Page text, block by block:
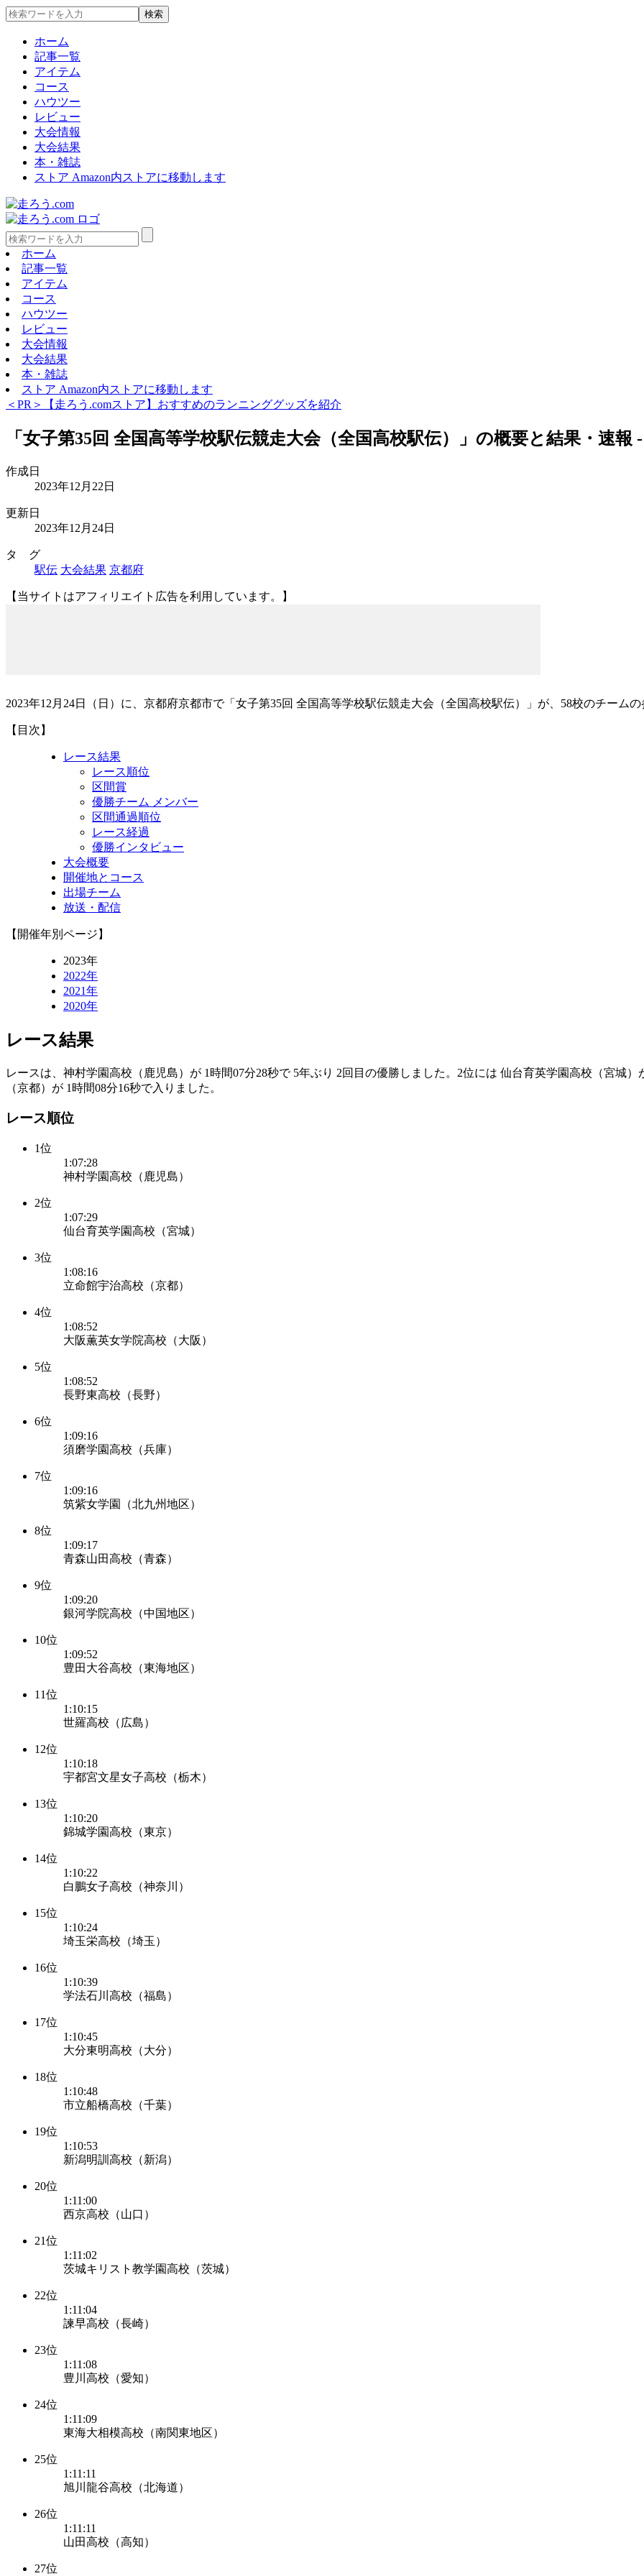
ホーム
記事一覧
アイテム
コース
ハウツー
レビュー
大会情報
大会結果
本・雑誌
ストア Amazon内ストアに移動します
ホーム
記事一覧
アイテム
コース
ハウツー
レビュー
大会情報
大会結果
本・雑誌
ストア Amazon内ストアに移動します
＜PR＞【走ろう.comストア】おすすめのランニンググッズを紹介
「女子第35回 全国高等学校駅伝競走大会（全国高校駅伝）」の概要と結果・速報
作成日
2023年12月22日
更新日
2023年12月24日
タ グ
駅伝 大会結果 京都府
【当サイトはアフィリエイト広告を利用しています。】
2023年12月24日（日）に、京都府京都市で「女子第35回 全国高等学校駅伝競走大会（全国高校駅伝）」が、58校のチームの
【目次】
レース結果
レース順位
区間賞
優勝チーム メンバー
区間通過順位
レース経過
優勝インタビュー
大会概要
開催地とコース
出場チーム
放送・配信
【開催年別ページ】
2023年
2022年
2021年
2020年
レース結果
レースは、神村学園高校（鹿児島）が 1時間07分28秒で 5年ぶり 2回目の優勝しました。2位には 仙台育英学園高校（宮城
（京都）が 1時間08分16秒で入りました。
レース順位
1位
1:07:28
神村学園高校（鹿児島）
2位
1:07:29
仙台育英学園高校（宮城）
3位
1:08:16
立命館宇治高校（京都）
4位
1:08:52
大阪薫英女学院高校（大阪）
5位
1:08:52
長野東高校（長野）
6位
1:09:16
須磨学園高校（兵庫）
7位
1:09:16
筑紫女学園（北九州地区）
8位
1:09:17
青森山田高校（青森）
9位
1:09:20
銀河学院高校（中国地区）
10位
1:09:52
豊田大谷高校（東海地区）
11位
1:10:15
世羅高校（広島）
12位
1:10:18
宇都宮文星女子高校（栃木）
13位
1:10:20
錦城学園高校（東京）
14位
1:10:22
白鵬女子高校（神奈川）
15位
1:10:24
埼玉栄高校（埼玉）
16位
1:10:39
学法石川高校（福島）
17位
1:10:45
大分東明高校（大分）
18位
1:10:48
市立船橋高校（千葉）
19位
1:10:53
新潟明訓高校（新潟）
20位
1:11:00
西京高校（山口）
21位
1:11:02
茨城キリスト教学園高校（茨城）
22位
1:11:04
諫早高校（長崎）
23位
1:11:08
豊川高校（愛知）
24位
1:11:09
東海大相模高校（南関東地区）
25位
1:11:11
旭川龍谷高校（北海道）
26位
1:11:11
山田高校（高知）
27位